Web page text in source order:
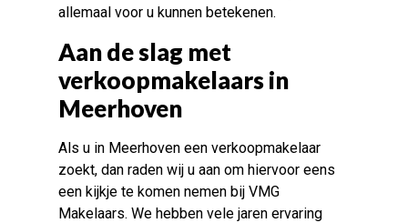
allemaal voor u kunnen betekenen.
Aan de slag met
verkoopmakelaars in
Meerhoven
Als u in Meerhoven een verkoopmakelaar
zoekt, dan raden wij u aan om hiervoor eens
een kijkje te komen nemen bij VMG
Makelaars. We hebben vele jaren ervaring